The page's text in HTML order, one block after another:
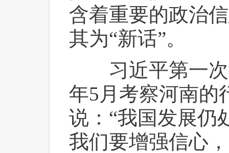
含着重要的政治
其为“新话”。
习近平第一次
年5月考察河南的
说：“我国发展仍
我们要增强信心